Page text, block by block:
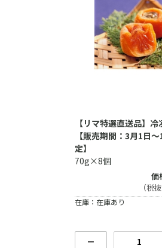
【リマ特選直送品】
【販売期間：3月1日
定】
70g×8個
価
（税
在庫：在庫あり
－